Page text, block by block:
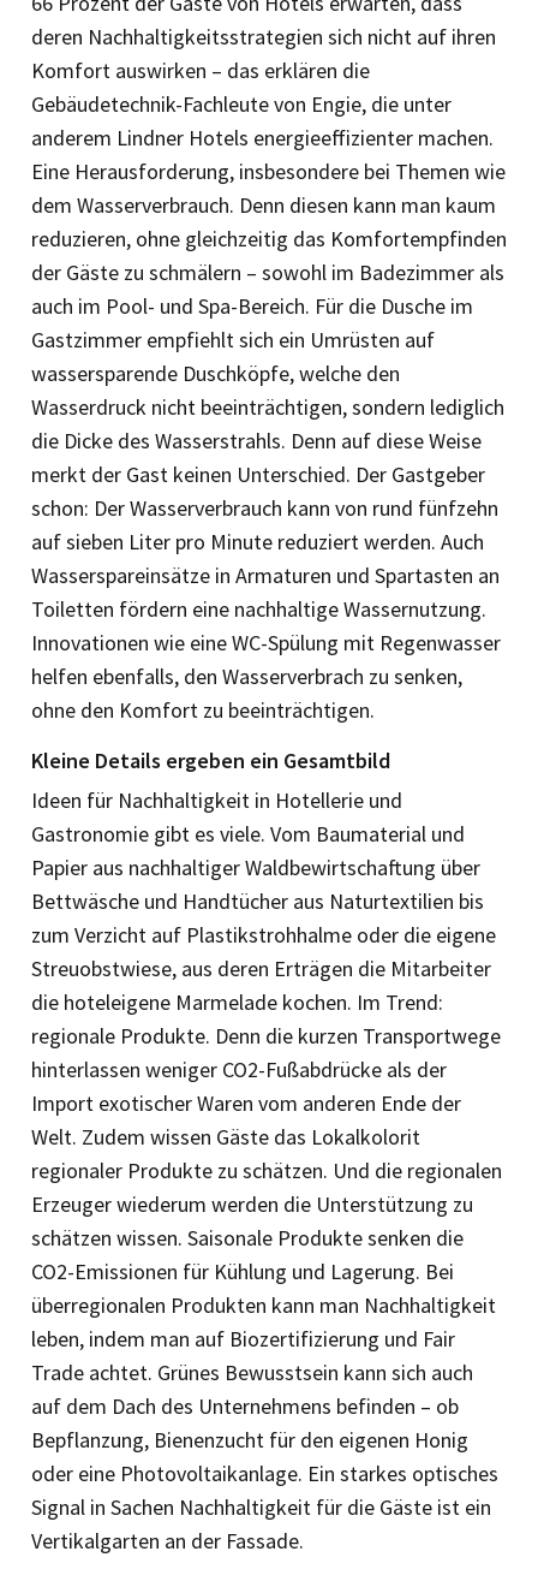
deren Nachhaltigkeitsstrategien sich nicht auf ihren
Komfort auswirken – das erklären die
Gebäudetechnik-Fachleute von Engie, die unter
anderem Lindner Hotels energieeffizienter machen.
Eine Herausforderung, insbesondere bei Themen wie
dem Wasserverbrauch. Denn diesen kann man kaum
reduzieren, ohne gleichzeitig das Komfortempfinden
der Gäste zu schmälern – sowohl im Badezimmer als
auch im Pool- und Spa-Bereich. Für die Dusche im
Gastzimmer empfiehlt sich ein Umrüsten auf
wassersparende Duschköpfe, welche den
Wasserdruck nicht beeinträchtigen, sondern lediglich
die Dicke des Wasserstrahls. Denn auf diese Weise
merkt der Gast keinen Unterschied. Der Gastgeber
schon: Der Wasserverbrauch kann von rund fünfzehn
auf sieben Liter pro Minute reduziert werden. Auch
Wasserspareinsätze in Armaturen und Spartasten an
Toiletten fördern eine nachhaltige Wassernutzung.
Innovationen wie eine WC-Spülung mit Regenwasser
helfen ebenfalls, den Wasserverbrach zu senken,
ohne den Komfort zu beeinträchtigen.
Kleine Details ergeben ein Gesamtbild
Ideen für Nachhaltigkeit in Hotellerie und
Gastronomie gibt es viele. Vom Baumaterial und
Papier aus nachhaltiger Waldbewirtschaftung über
Bettwäsche und Handtücher aus Naturtextilien bis
zum Verzicht auf Plastikstrohhalme oder die eigene
Streuobstwiese, aus deren Erträgen die Mitarbeiter
die hoteleigene Marmelade kochen. Im Trend:
regionale Produkte. Denn die kurzen Transportwege
hinterlassen weniger CO2-Fußabdrücke als der
Import exotischer Waren vom anderen Ende der
Welt. Zudem wissen Gäste das Lokalkolorit
regionaler Produkte zu schätzen. Und die regionalen
Erzeuger wiederum werden die Unterstützung zu
schätzen wissen. Saisonale Produkte senken die
CO2-Emissionen für Kühlung und Lagerung. Bei
überregionalen Produkten kann man Nachhaltigkeit
leben, indem man auf Biozertifizierung und Fair
Trade achtet. Grünes Bewusstsein kann sich auch
auf dem Dach des Unternehmens befinden – ob
Bepflanzung, Bienenzucht für den eigenen Honig
oder eine Photovoltaikanlage. Ein starkes optisches
Signal in Sachen Nachhaltigkeit für die Gäste ist ein
Vertikalgarten an der Fassade.